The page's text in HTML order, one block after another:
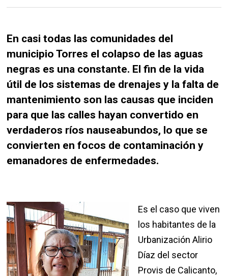
En casi todas las comunidades del
municipio Torres el colapso de las aguas
negras es una constante. El fin de la vida
útil de los sistemas de drenajes y la falta de
mantenimiento son las causas que inciden
para que las calles hayan convertido en
verdaderos ríos nauseabundos, lo que se
convierten en focos de contaminación y
emanadores de enfermedades.
Es el caso que viven
los habitantes de la
Urbanización Alirio
Díaz del sector
Provis de Calicanto,